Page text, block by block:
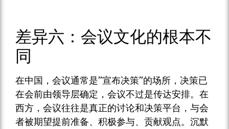
差异六：会议文化的根本不
同
在中国，会议通常是”宣布决策”的场所，决策已
在会前由领导层确定，会议不过是传达安排。在
西方，会议往往是真正的讨论和决策平台，与会
者被期望提前准备、积极参与、贡献观点。沉默